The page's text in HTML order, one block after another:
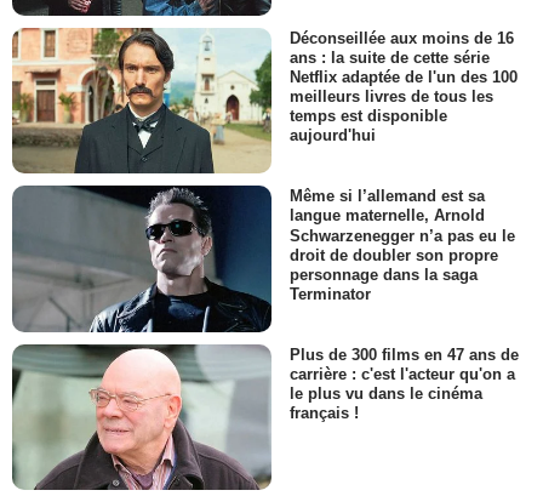
Déconseillée aux moins de 16
ans : la suite de cette série
Netflix adaptée de l'un des 100
meilleurs livres de tous les
temps est disponible
aujourd'hui
Même si l’allemand est sa
langue maternelle, Arnold
Schwarzenegger n’a pas eu le
droit de doubler son propre
personnage dans la saga
Terminator
Plus de 300 films en 47 ans de
carrière : c'est l'acteur qu'on a
le plus vu dans le cinéma
français !